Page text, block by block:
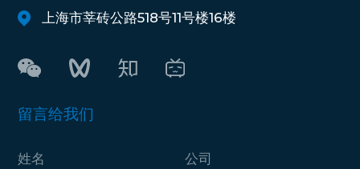
上海市莘砖公路518号11号楼16楼
留言给我们